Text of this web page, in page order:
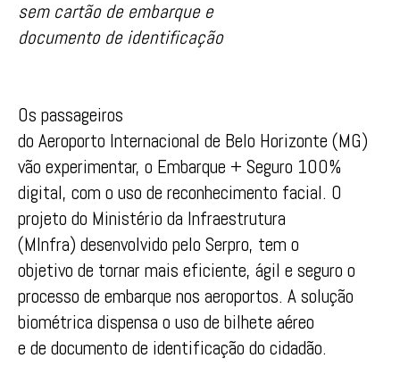
sem cartão de embarque e
documento de identificação
Os passageiros
do Aeroporto Internacional de Belo Horizonte (MG)
vão experimentar, o Embarque + Seguro 100%
digital, com o uso de reconhecimento facial. O
projeto do Ministério da Infraestrutura
(MInfra) desenvolvido pelo Serpro, tem o
objetivo de tornar mais eficiente, ágil e seguro o
processo de embarque nos aeroportos. A solução
biométrica dispensa o uso de bilhete aéreo
e de documento de identificação do cidadão.